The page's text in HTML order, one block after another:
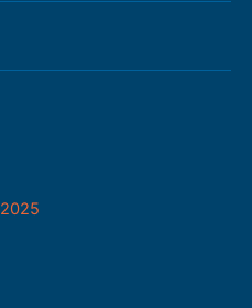
2025